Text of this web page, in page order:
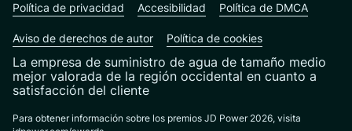
La empresa de suministro de agua de tamaño medio
mejor valorada de la región occidental en cuanto a
satisfacción del cliente
Para obtener información sobre los premios JD Power 2026, visita
Política de privacidad Accesibilidad Política de DMCA
Aviso de derechos de autor Política de cookies